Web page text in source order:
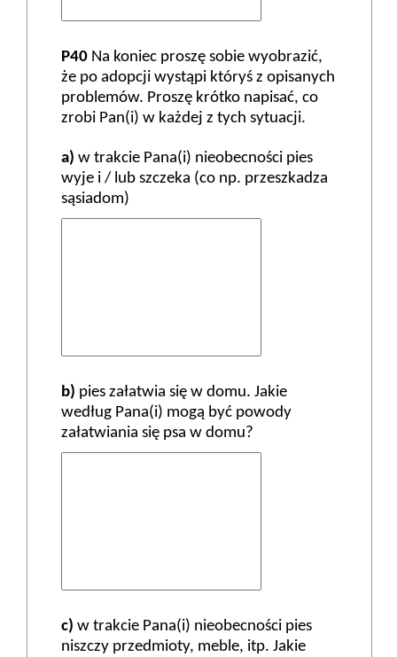
P40 Na koniec proszę sobie wyobrazić,
że po adopcji wystąpi któryś z opisanych
problemów. Proszę krótko napisać, co
zrobi Pan(i) w każdej z tych sytuacji.
a) w trakcie Pana(i) nieobecności pies
wyje i / lub szczeka (co np. przeszkadza
sąsiadom)
b) pies załatwia się w domu. Jakie
według Pana(i) mogą być powody
załatwiania się psa w domu?
c) w trakcie Pana(i) nieobecności pies
niszczy przedmioty, meble, itp. Jakie